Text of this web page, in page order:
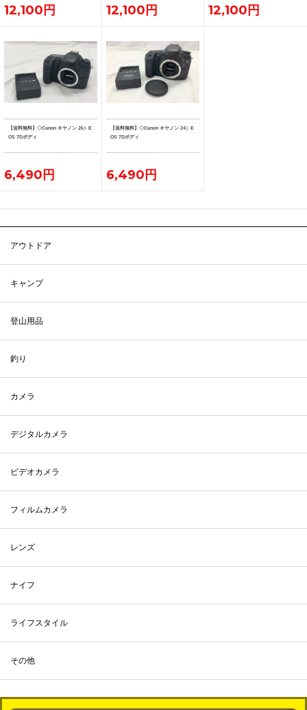
12,100円 12,100円 12,100円
【送料無料】◇Canon キヤノン 26）E
OS 7Dボディ
6,490円
【送料無料】◇Canon キヤノン 24）E
OS 7Dボディ
6,490円
アウトドア
キャンプ
登山用品
釣り
カメラ
デジタルカメラ
ビデオカメラ
フィルムカメラ
レンズ
ナイフ
ライフスタイル
その他